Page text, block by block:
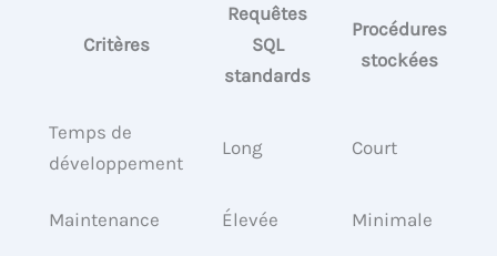
Critères
Requêtes
SQL
standards
Procédures
stockées
Temps de
développement
Long Court
Maintenance Élevée Minimale